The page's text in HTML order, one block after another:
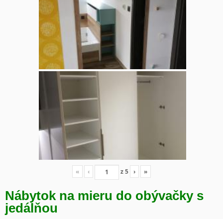
« ‹ z5 › »
Nábytok na mieru do obývačky s
jedálňou